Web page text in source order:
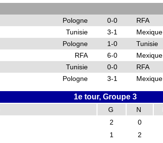
Pologne 0-0
RFA
Tunisie
3-1
Mexique
Pologne
1-0
Tunisie
RFA
6-0
Mexique
Tunisie
0-0
RFA
Pologne
3-1 Mexique
1e tour, Groupe 3
G N
2 0
1 2